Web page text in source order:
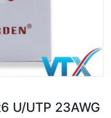
U/UTP 23AWG